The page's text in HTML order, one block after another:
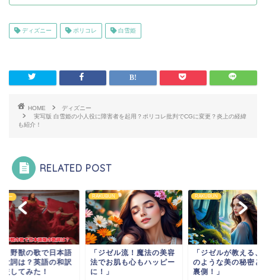
ディズニー ポリコレ 白雪姫
HOME
ディズニー
実写版 白雪姫の小人役に障害者を起用？ポリコレ批判でCGに変更？炎上の経緯
も紹介！
RELATED POST
ニー
と野獣の歌で日本語
歌詞は？英語の和訳
較してみた！
RAKUBUN
「ジゼル流！魔法の美容
法でお肌も心もハッピー
に！」
RAKUBUN
「ジゼルが教える、
のような美の秘密と
裏側！」